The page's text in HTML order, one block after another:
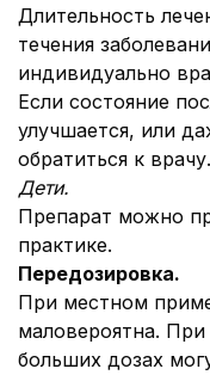
Длительность
течения
индивидуально
Если состояние
улучшается, или
обратиться к врачу.
Дети.
Препарат можно
практике.
Передозировка.
При местном
маловероятна.
больших дозах